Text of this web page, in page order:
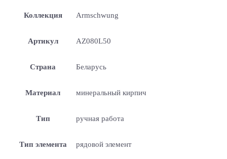
Коллекция Armschwung
Артикул AZ080L50
Страна Беларусь
Материал минеральный кирпич
Тип ручная работа
Тип элемента рядовой элемент